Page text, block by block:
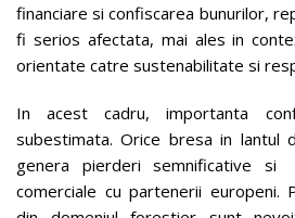
financiare si confiscarea bunurilor,
fi serios afectata, mai ales in
orientate catre sustenabilitate si
In acest cadru, importanta
subestimata. Orice bresa in lantul
genera pierderi semnificative si
comerciale cu partenerii europeni.